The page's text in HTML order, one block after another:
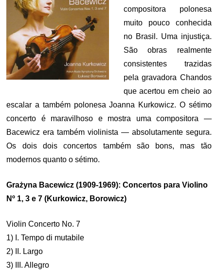
compositora polonesa
muito pouco conhecida
no Brasil. Uma injustiça.
São obras realmente
consistentes trazidas
pela gravadora Chandos
que acertou em cheio ao
escalar a também polonesa Joanna Kurkowicz. O sétimo
concerto é maravilhoso e mostra uma compositora —
Bacewicz era também violinista — absolutamente segura.
Os dois dois concertos também são bons, mas tão
modernos quanto o sétimo.
Grażyna Bacewicz (1909-1969): Concertos para Violino
Nº 1, 3 e 7 (Kurkowicz, Borowicz)
Violin Concerto No. 7
1) I. Tempo di mutabile
2) II. Largo
3) III. Allegro